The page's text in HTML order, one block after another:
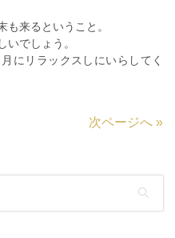
来るということ。
いでしょう。
にリラックスしにいらしてく
次ページへ »